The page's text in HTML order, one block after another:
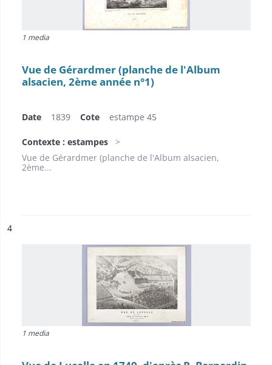
1 media
Vue de Gérardmer (planche de l'Album
alsacien, 2ème année n°1)
Date 1839 Cote estampe 45
Contexte : estampes
Vue de Gérardmer (planche de l'Album alsacien,
2ème...
n°
4
1 media